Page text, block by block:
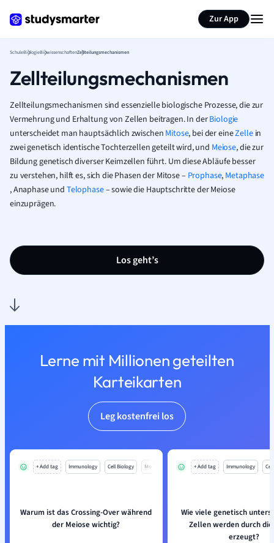
Zur App
SchuleBiologieBiowissenschaftenZellteilungsmechanismen
Zellteilungsmechanismen
Zellteilungsmechanismen sind essenzielle biologische Prozesse, die zur
Vermehrung und Erhaltung von Zellen beitragen. In derBiologie
unterscheidet man hauptsächlich zwischen Mitose, bei der eineZellein
zwei genetisch identische Tochterzellen geteilt wird, und Meiose, die zur
Bildung genetisch diverser Keimzellen führt. Um diese Abläufe besser
zu verstehen, hilft es, sich die Phasen der Mitose – Prophase, Metaphase
, Anaphase und Telophase– sowie die Hauptschritte der Meiose
einzuprägen.
Los geht’s
Lerne mit Millionen geteilten
Karteikarten
Leg kostenfrei los
+ Add tag Immunology Cell Biology Mo
Warum ist das Crossing-Over während
der Meiose wichtig?
+ Add tag Immunology
Wie viele genetisch
Zellen werden durch die
erzeugt?
Seite zusammenfassen